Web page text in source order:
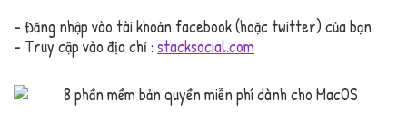
– Đăng nhập vào tài khoản facebook (hoặc twitter) của bạn
– Truy cập vào địa chỉ : stacksocial.com